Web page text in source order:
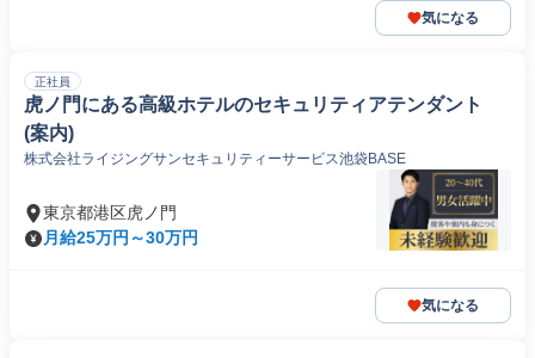
気になる
正社員
虎ノ門にある高級ホテルのセキュリティアテンダント
(案内)
株式会社ライジングサンセキュリティーサービス池袋BASE
東京都港区虎ノ門
月給25万円～30万円
気になる